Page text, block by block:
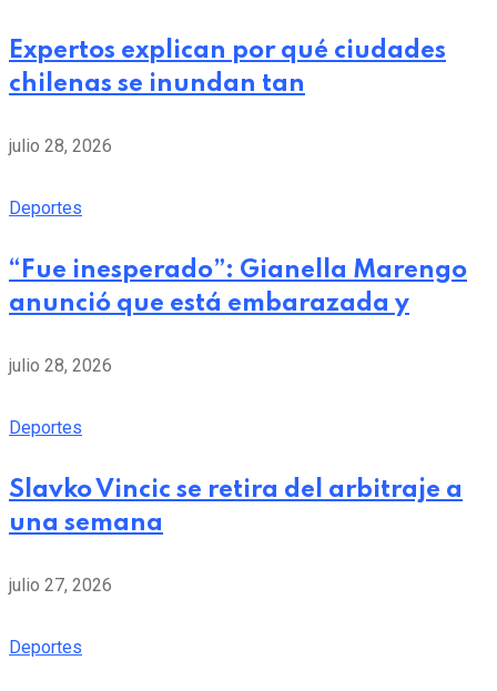
Expertos explican por qué ciudades
chilenas se inundan tan
julio 28, 2026
Deportes
“Fue inesperado”: Gianella Marengo
anunció que está embarazada y
julio 28, 2026
Deportes
Slavko Vincic se retira del arbitraje a
una semana
julio 27, 2026
Deportes